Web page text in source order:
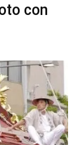
con